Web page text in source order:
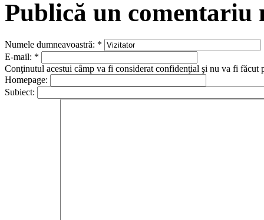
Publică un comentariu
Numele dumneavoastră: *
E-mail: *
Conţinutul acestui câmp va fi considerat confidenţial şi nu va fi făcut
Homepage:
Subiect: